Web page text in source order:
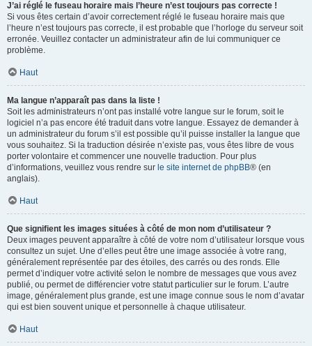
J’ai réglé le fuseau horaire mais l’heure n’est toujours pas correcte !
Si vous êtes certain d’avoir correctement réglé le fuseau horaire mais que
l’heure n’est toujours pas correcte, il est probable que l’horloge du serveur soit
erronée. Veuillez contacter un administrateur afin de lui communiquer ce
problème.
Haut
Ma langue n’apparaît pas dans la liste !
Soit les administrateurs n’ont pas installé votre langue sur le forum, soit le
logiciel n’a pas encore été traduit dans votre langue. Essayez de demander à
un administrateur du forum s’il est possible qu’il puisse installer la langue que
vous souhaitez. Si la traduction désirée n’existe pas, vous êtes libre de vous
porter volontaire et commencer une nouvelle traduction. Pour plus
d’informations, veuillez vous rendre sur le site internet de phpBB® (en
anglais).
Haut
Que signifient les images situées à côté de mon nom d’utilisateur ?
Deux images peuvent apparaître à côté de votre nom d’utilisateur lorsque vous
consultez un sujet. Une d’elles peut être une image associée à votre rang,
généralement représentée par des étoiles, des carrés ou des ronds. Elle
permet d’indiquer votre activité selon le nombre de messages que vous avez
publié, ou permet de différencier votre statut particulier sur le forum. L’autre
image, généralement plus grande, est une image connue sous le nom d’avatar
qui est bien souvent unique et personnelle à chaque utilisateur.
Haut